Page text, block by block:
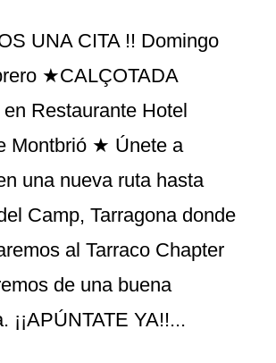
UNA CITA !! Domingo
★CALÇOTADA
Restaurante Hotel
Montbrió ★ Únete a
una nueva ruta hasta
Camp, Tarragona donde
al Tarraco Chapter
de una buena
¡¡APÚNTATE YA!!...